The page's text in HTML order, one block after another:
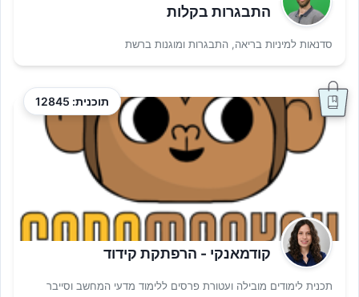
התבגרות בקלות
סדנאות למיניות בריאה, התבגרות ומוגנות ברשת
תוכנית: 12845
קודמאנקי - הרפתקת קידוד
תכנית לימודים מובילה ועטורת פרסים ללימוד מדעי המחשב וסייבר